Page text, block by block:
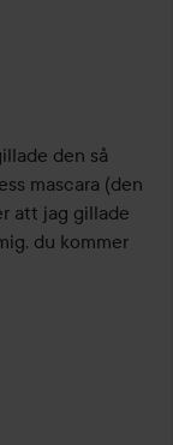
den så
mascara (den
att jag gillade
du kommer